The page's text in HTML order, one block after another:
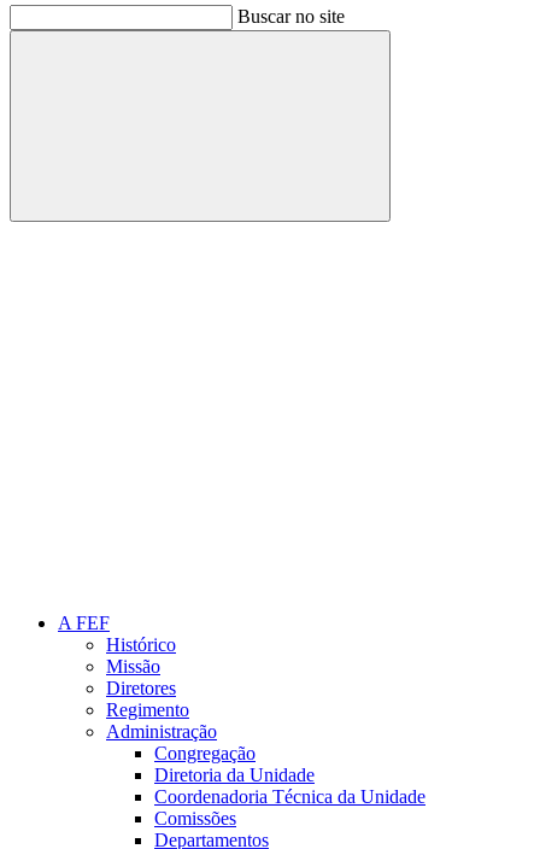
Buscar no site
Buscar
A FEF
Histórico
Missão
Diretores
Regimento
Administração
Congregação
Diretoria da Unidade
Coordenadoria Técnica da Unidade
Comissões
Departamentos